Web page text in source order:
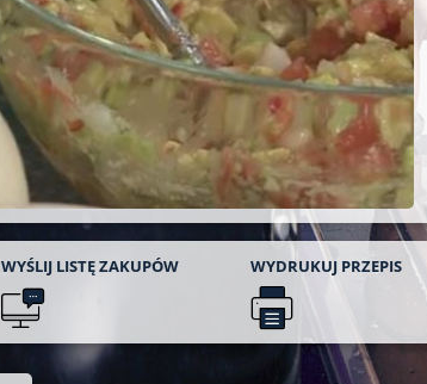
WYŚLIJ LISTĘZAKUPÓW WYDRUKUJ PRZEPIS